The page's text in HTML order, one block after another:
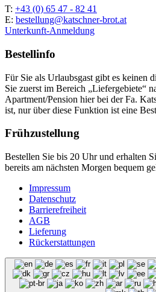
T: +43 (0) 65 47 - 82 41
E: bestellung@katschner-brot.at
Unterkunft-Anmeldung
Bestellinfo
Für Sie als Urlaubsgast gibt es keinen
Sie zuerst im Bereich „Liefergebiete“
Apartment/Pension hier bei der Fa.
ist, nur über diese Funktion ist eine
Frühzustellung
Bestellen Sie bis 20 Uhr und erhalten
bereits am nächsten Morgen bequem
Impressum
Datenschutz
Barrierefreiheit
AGB
Lieferung
Rückerstattungen